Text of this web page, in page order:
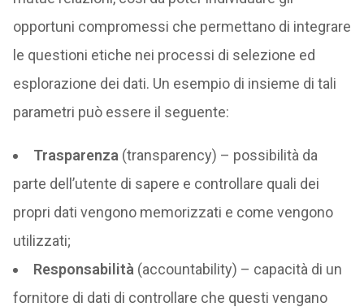
opportuni compromessi che permettano di integrare
le questioni etiche nei processi di selezione ed
esplorazione dei dati. Un esempio di insieme di tali
parametri può essere il seguente:
Trasparenza (transparency) – possibilità da
parte dell’utente di sapere e controllare quali dei
propri dati vengono memorizzati e come vengono
utilizzati;
Responsabilità (accountability) – capacità di un
fornitore di dati di controllare che questi vengano